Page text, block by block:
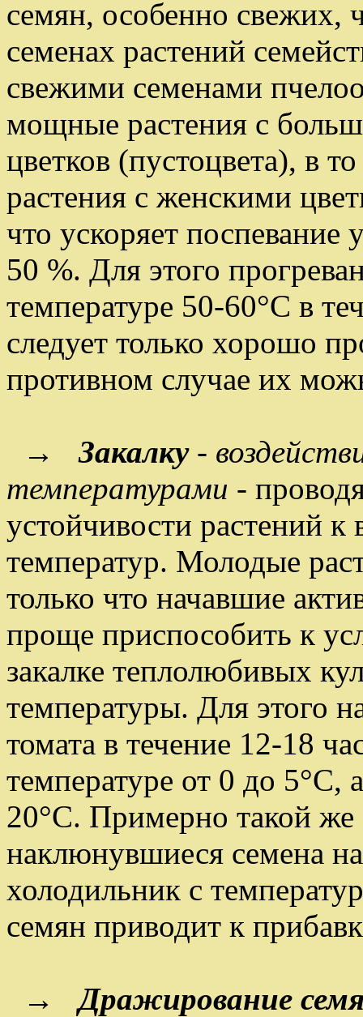
семян, особенно свежих,
семенах растений
свежими семенами
мощные растения с
цветков (пустоцвета), в
растения с женскими
что ускоряет поспевание
50 %. Для этого
температуре 50-60°С в
следует только хорошо
противном случае их
→ Закалку-
температурами -
устойчивости растений
температур. Молодые
только что начавшие
проще приспособить к
закалке теплолюбивых
температуры. Для этого
томата в течение 12-18
температуре от 0 до 5°С,
20°С. Примерно такой
наклюнувшиеся семена
холодильник с
семян приводит к
→
Дражирование